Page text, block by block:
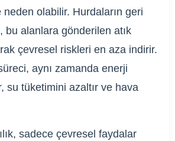
olabilir. Hurdaların geri
bu alanlara gönderilen atık
çevresel riskleri en aza indirir.
aynı zamanda enerji
su tüketimini azaltır ve hava
sadece çevresel faydalar